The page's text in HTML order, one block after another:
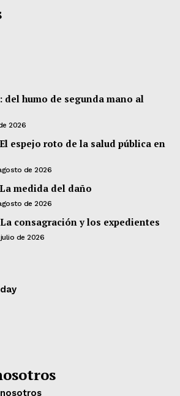
del humo de segunda mano al
2026
espejo roto de la salud pública en
de 2026
medida del daño
de 2026
consagración y los expedientes
julio de 2026